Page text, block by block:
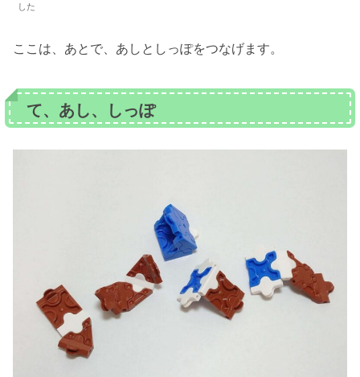
した
ここは、あとで、あしとしっぽをつなげます。
て、あし、しっぽ